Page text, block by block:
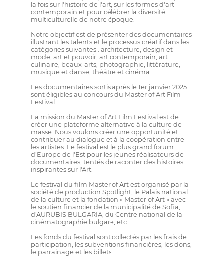
la fois sur l'histoire de l'art, sur les formes d'art
contemporain et pour célébrer la diversité
multiculturelle de notre époque.
Notre objectif est de présenter des documentaires
illustrant les talents et le processus créatif dans les
catégories suivantes : architecture, design et
mode, art et pouvoir, art contemporain, art
culinaire, beaux-arts, photographie, littérature,
musique et danse, théâtre et cinéma.
Les documentaires sortis après le 1er janvier 2025
sont éligibles au concours du Master of Art Film
Festival.
La mission du Master of Art Film Festival est de
créer une plateforme alternative à la culture de
masse. Nous voulons créer une opportunité et
contribuer au dialogue et à la coopération entre
les artistes. Le festival est le plus grand forum
d'Europe de l'Est pour les jeunes réalisateurs de
documentaires, tentés de raconter des histoires
inspirantes sur l'Art.
Le festival du film Master of Art est organisé par la
société de production Spotlight, le Palais national
de la culture et la fondation « Master of Art » avec
le soutien financier de la municipalité de Sofia,
d'AURUBIS BULGARIA, du Centre national de la
cinématographie bulgare, etc.
Les fonds du festival sont collectés par les frais de
participation, les subventions financières, les dons,
le parrainage et les billets.